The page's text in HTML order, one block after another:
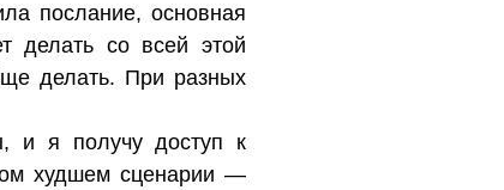
послание, основная
делать со всей этой
делать. При разных
и я получу доступ к
худшем сценарии —